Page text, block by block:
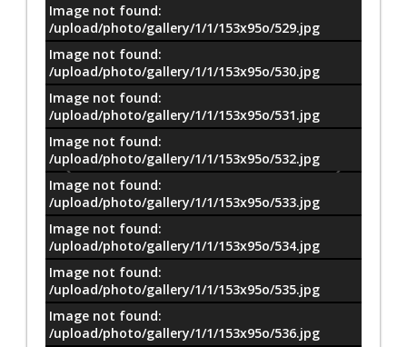
Image not found:
/upload/photo/gallery/1/1/153x95o/529.jpg
Image not found:
/upload/photo/gallery/1/1/153x95o/530.jpg
Image not found:
/upload/photo/gallery/1/1/153x95o/531.jpg
Image not found:
/upload/photo/gallery/1/1/153x95o/532.jpg
Image not found:
/upload/photo/gallery/1/1/153x95o/533.jpg
Image not found:
/upload/photo/gallery/1/1/153x95o/534.jpg
Image not found:
/upload/photo/gallery/1/1/153x95o/535.jpg
Image not found:
/upload/photo/gallery/1/1/153x95o/536.jpg